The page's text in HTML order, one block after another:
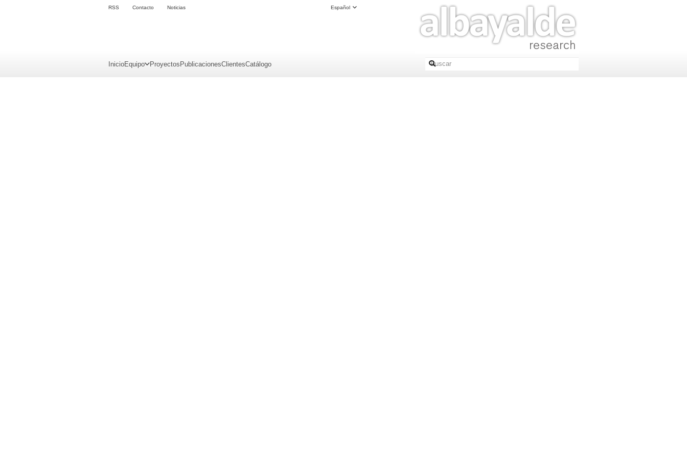
RSS Contacto Noticias Español
InicioEquipo ProyectosPublicacionesClientesCatálogo